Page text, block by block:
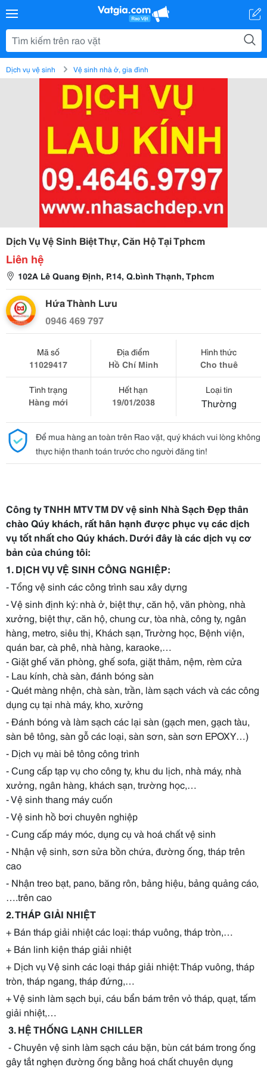
Dịch vụ vệ sinh Vệ sinh nhà ở, gia đình
Dịch Vụ Vệ Sinh Biệt Thự, Căn Hộ Tại Tphcm
Liên hệ
102A Lê Quang Định, P.14, Q.bình Thạnh, Tphcm
Hứa Thành Lưu
0946 469 797
Mã số
11029417
Địa điểm
Hồ Chí Minh
Hình thức
Cho thuê
Tình trạng
Hàng mới
Hết hạn
19/01/2038
Loại tin
Thường
Để mua hàng an toàn trên Rao vặt, quý khách vui lòng không
thực hiện thanh toán trước cho người đăng tin!
Công ty TNHH MTV TM DV vệ sinh Nhà Sạch Đẹp thân
chào Qúy khách, rất hân hạnh được phục vụ các dịch
vụ tốt nhất cho Qúy khách. Dưới đây là các dịch vụ cơ
bản của chúng tôi:
1. DỊCH VỤ VỆ SINH CÔNG NGHIỆP:
- Tổng vệ sinh các công trình sau xây dựng
- Vệ sinh định ký: nhà ở, biệt thự, căn hộ, văn phòng, nhà
xưởng, biệt thự, căn hộ, chung cư, tòa nhà, công ty, ngân
hàng, metro, siêu thị, Khách sạn, Trường học, Bệnh viện,
quán bar, cà phê, nhà hàng, karaoke,…
- Giặt ghế văn phòng, ghế sofa, giặt thảm, nệm, rèm cửa
- Lau kính, chà sàn, đánh bóng sàn
- Quét màng nhện, chà sàn, trần, làm sạch vách và các công
dụng cụ tại nhà máy, kho, xưởng
- Đánh bóng và làm sạch các lại sàn (gạch men, gạch tàu,
sàn bê tông, sàn gỗ các loại, sàn sơn, sàn sơn EPOXY…)
- Dịch vụ mài bê tông công trình
- Cung cấp tạp vụ cho công ty, khu du lịch, nhà máy, nhà
xưởng, ngân hàng, khách sạn, trường học,…
- Vệ sinh thang máy cuốn
- Vệ sinh hồ bơi chuyên nghiệp
- Cung cấp máy móc, dụng cụ và hoá chất vệ sinh
- Nhận vệ sinh, sơn sửa bồn chứa, đường ống, tháp trên
cao
- Nhận treo bạt, pano, băng rôn, bảng hiệu, bảng quảng cáo,
….trên cao
2. THÁP GIẢI NHIỆT
+ Bán tháp giải nhiệt các loại: tháp vuông, tháp tròn,…
+ Bán linh kiện tháp giải nhiệt
+ Dịch vụ Vệ sinh các loại tháp giải nhiệt: Tháp vuông, tháp
tròn, tháp ngang, tháp đứng,…
+ Vệ sinh làm sạch bụi, cáu bẩn bám trên vỏ tháp, quạt, tấm
giải nhiệt,…
3. HỆ THỐNG LẠNH CHILLER
- Chuyên vệ sinh làm sạch cáu bặn, bùn cát bám trong ống
gây tắt nghẹn đường ống bằng hoá chất chuyên dụng